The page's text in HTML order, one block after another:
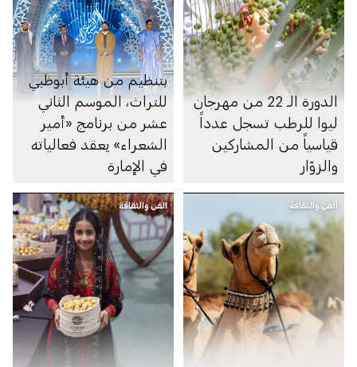
الدورة الـ 22 من مهرجان
ليوا للرطب تسجل عدداً
قياسياً من المشاركين
والزوّار
بتنظيم من هيئة أبوظبي
للتراث، الموسم الثاني
عشر من برنامج «أمير
الشعراء» يعقد فعالياته
في الإمارة
الفن والثقافة الفن والثقافة